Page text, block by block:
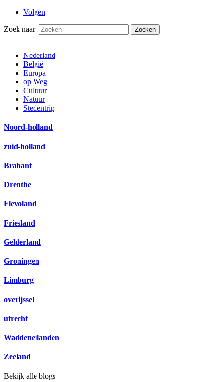
Volgen
Zoek naar:
Nederland
België
Europa
op Weg
Cultuur
Natuur
Stedentrip
Noord-holland
zuid-holland
Brabant
Drenthe
Flevoland
Friesland
Gelderland
Groningen
Limburg
overijssel
utrecht
Waddeneilanden
Zeeland
Bekijk alle blogs